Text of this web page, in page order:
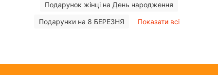
Подарунок жінці на День народження
Подарунки на 8 БЕРЕЗНЯ Показати всі